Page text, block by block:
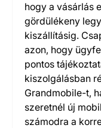
hogy a vásárlás
gördülékeny
kiszállításig.
azon, hogy
pontos
kiszolgálásban
Grandmobile-t,
szeretnél új
számodra a